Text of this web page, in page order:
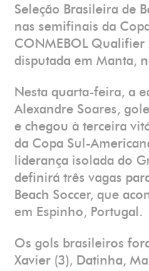
Seleção Brasileira de
nas semifinais da
CONMEBOL Qualifier
disputada em Manta,
Nesta quarta-feira, a
Alexandre Soares,
e chegou à terceira
da Copa Sul-
liderança isolada do
definirá três vagas
Beach Soccer, que
em Espinho, Portugal.
Os gols brasileiros
Xavier (3), Datinha,